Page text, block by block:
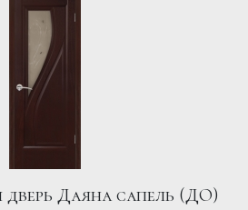
Даяна сапель (ДО)